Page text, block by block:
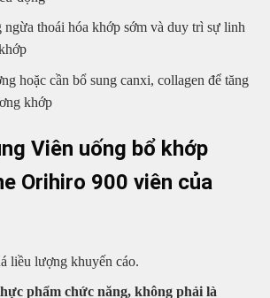
thoái hóa khớp sớm và duy trì sự linh
hoặc cần bổ sung canxi, collagen để tăng
khớp
Viên uống bổ khớp
Orihiro 900 viên của
liều lượng khuyến cáo.
phẩm chức năng, không phải là